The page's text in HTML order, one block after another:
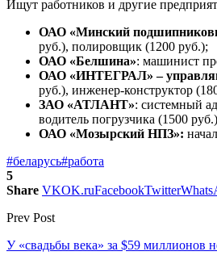
Ищут работников и другие
ОАО «Минский
руб.), полировщик (1200 руб.);
ОАО «Белшина»: машинист
ОАО «ИНТЕГРАЛ» –
руб.), инженер-конструктор
ЗАО «АТЛАНТ»: системный
водитель погрузчика (1500
ОАО «Мозырский НПЗ»:
#беларусь#работа
5
Share VKOK.ruFacebookTwitter
Prev Post
У «свадьбы века» за $59 миллионов